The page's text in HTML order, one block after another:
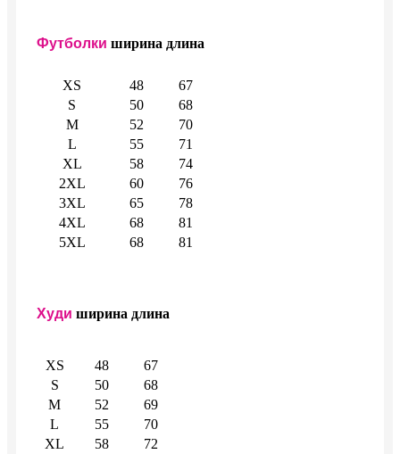
Футболки ширина длина
XS 48
67
S
50
68
M
52
70
L
55
71
XL
58
74
2XL
60
76
3XL
65
78
4XL
68
81
5XL
68 81
Худи ширина длина
XS 48
67
S
50
68
M
52
69
L
55
70
XL
58
72